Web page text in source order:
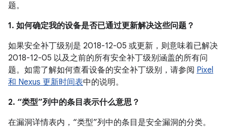
题。
1. 如何确定我的设备是否已通过更新解决这些问题？
如果安全补丁级别是 2018-12-05 或更新，则意味着已解决
2018-12-05 以及之前的所有安全补丁级别涵盖的所有问
题。如需了解如何查看设备的安全补丁级别，请参阅 Pixel
和 Nexus 更新时间表中的说明。
2. “类型”列中的条目表示什么意思？
在漏洞详情表内，“类型”列中的条目是安全漏洞的分类。